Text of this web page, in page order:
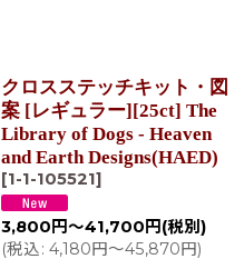
クロスステッチキット・図
案 [レギュラー][25ct] The
Library of Dogs - Heaven
and Earth Designs(HAED)
[1-1-105521]
3,800 円～41,700 円 (税別)
(税込: 4,180円～45,870円)